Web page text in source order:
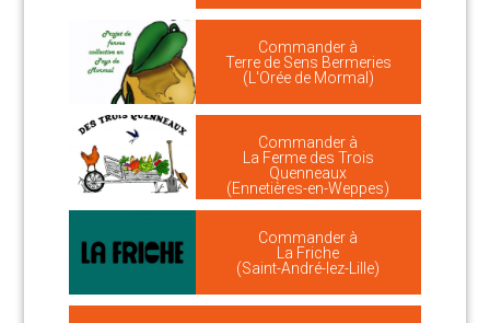
Commander à
Terre de Sens Bermeries
(L'Orée de Mormal)
Commander à
La Ferme des Trois
Quenneaux
(Ennetières-en-Weppes)
Commander à
La Friche
(Saint-André-lez-Lille)